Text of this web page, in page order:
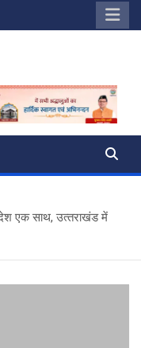
एक साथ, उत्‍तराखंड में